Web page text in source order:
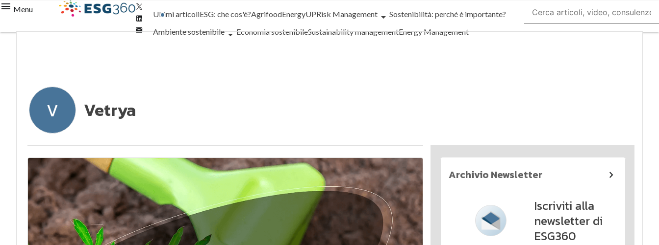
Menu
Linkedin
Email
Ultimi articoliESG: che cos'è?AgrifoodEnergyUPRisk Management
Sostenibilità: perché è importante?
Ambiente sostenibile
Economia sostenibileSustainability managementEnergy Management
V Vetrya
Archivio Newsletter
Iscriviti alla
newsletter di
ESG360